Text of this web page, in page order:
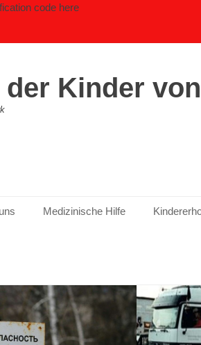
code here
der Kinder
Medizinische Hilfe